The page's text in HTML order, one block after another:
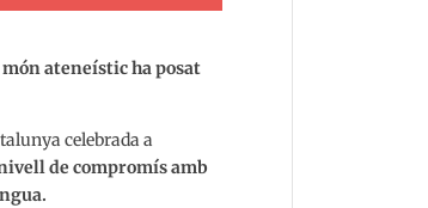
ateneístic ha posat
celebrada a
de compromís amb